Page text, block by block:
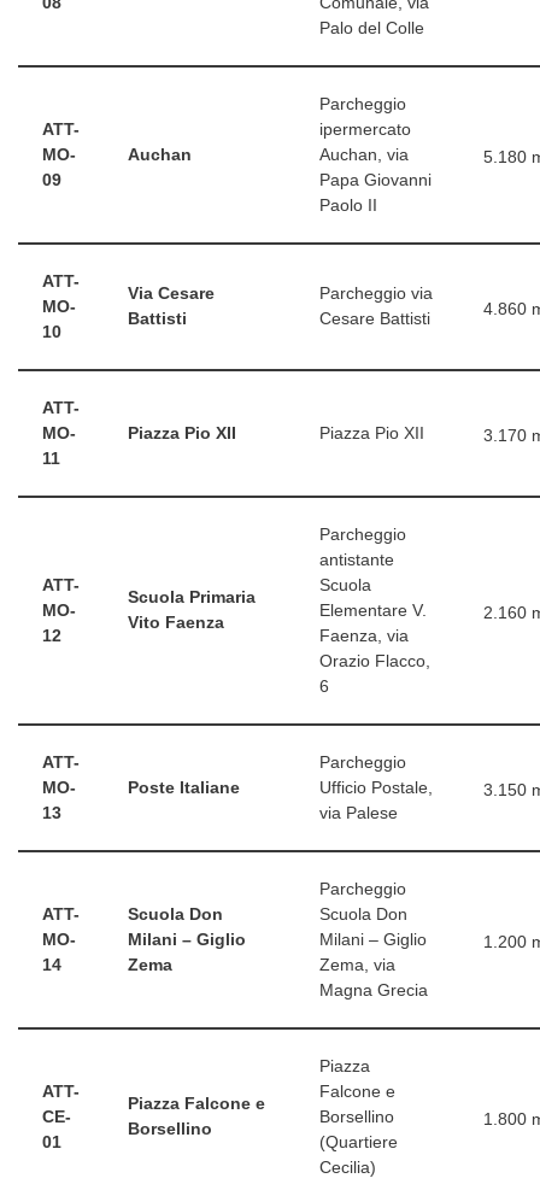
Palo del Colle
ATT-
MO-
09
Auchan
Parcheggio
ipermercato
Auchan, via
Papa Giovanni
Paolo II
5.180
ATT-
MO-
10
Via Cesare
Battisti
Parcheggio via
Cesare Battisti
4.860
ATT-
MO-
11
Piazza Pio XII Piazza Pio XII 3.170
ATT-
MO-
12
Scuola Primaria
Vito Faenza
Parcheggio
antistante
Scuola
Elementare V.
Faenza, via
Orazio Flacco,
6
2.160
ATT-
MO-
13
Poste Italiane
Parcheggio
Ufficio Postale,
via Palese
3.150
ATT-
MO-
14
Scuola Don
Milani – Giglio
Zema
Parcheggio
Scuola Don
Milani – Giglio
Zema, via
Magna Grecia
1.200
ATT-
CE-
01
Piazza Falcone e
Borsellino
Piazza
Falcone e
Borsellino
(Quartiere
Cecilia)
1.800